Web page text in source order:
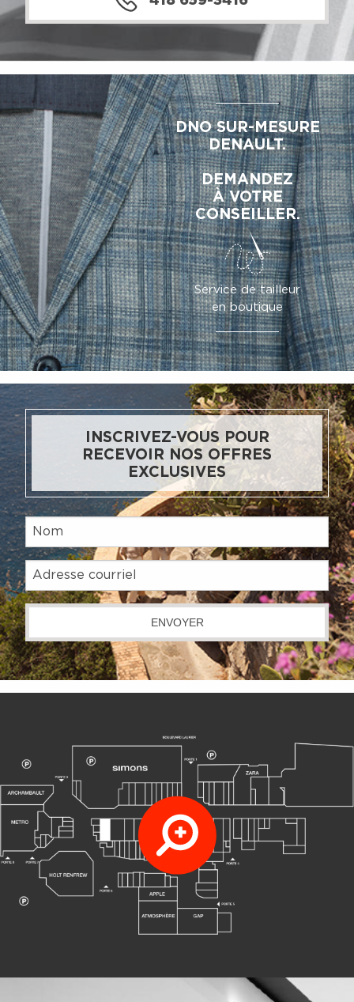
DNO SUR-MESURE
DENAULT.
DEMANDEZ
À VOTRE
CONSEILLER.
Service de tailleur
en boutique
INSCRIVEZ-VOUS POUR
RECEVOIR NOS OFFRES
EXCLUSIVES